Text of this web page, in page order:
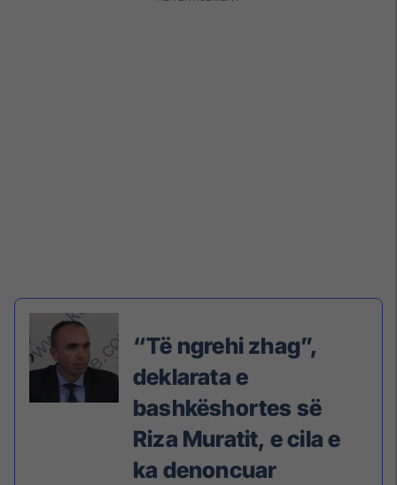
“Të ngrehi zhag”,
deklarata e
bashkëshortes së
Riza Muratit, e cila e
ka denoncuar